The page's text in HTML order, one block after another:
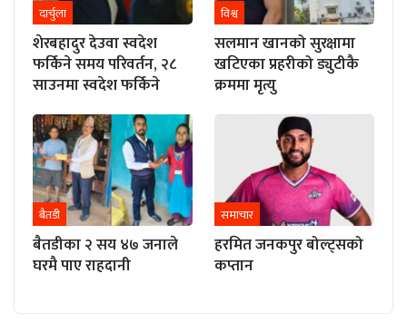
दार्चुला
शेरबहादुर देउवा स्वदेश
फर्किने समय परिवर्तन, २८
साउनमा स्वदेश फर्किने
विश्व
सलमान खानको सुरक्षामा
खटिएका प्रहरीको ड्युटीकै
क्रममा मृत्यु
बैतडी
बैतडीका २ सय ४७ जनाले
घरमै पाए राहदानी
समाचार
हरमित जनकपुर बोल्ट्सको
कप्तान